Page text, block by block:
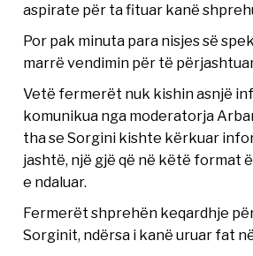
aspirate për ta fituar kanë
Por pak minuta para nisjes së
marrë vendimin për të
Vetë fermerët nuk kishin asnjë
komunikua nga moderatorja
tha se Sorgini kishte kërkuar
jashtë, një gjë që në këtë format
e ndaluar.
Fermerët shprehën keqardhje
Sorginit, ndërsa i kanë uruar fat